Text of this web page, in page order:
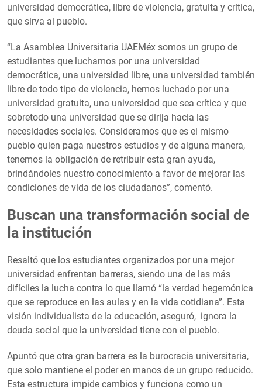
universidad democrática, libre de violencia, gratuita y crítica,
que sirva al pueblo.
“La Asamblea Universitaria UAEMéx somos un grupo de
estudiantes que luchamos por una universidad
democrática, una universidad libre, una universidad también
libre de todo tipo de violencia, hemos luchado por una
universidad gratuita, una universidad que sea crítica y que
sobretodo una universidad que se dirija hacia las
necesidades sociales. Consideramos que es el mismo
pueblo quien paga nuestros estudios y de alguna manera,
tenemos la obligación de retribuir esta gran ayuda,
brindándoles nuestro conocimiento a favor de mejorar las
condiciones de vida de los ciudadanos”, comentó.
Buscan una transformación social de
la institución
Resaltó que los estudiantes organizados por una mejor
universidad enfrentan barreras, siendo una de las más
difíciles la lucha contra lo que llamó “la verdad hegemónica
que se reproduce en las aulas y en la vida cotidiana”. Esta
visión individualista de la educación, aseguró, ignora la
deuda social que la universidad tiene con el pueblo.
Apuntó que otra gran barrera es la burocracia universitaria,
que solo mantiene el poder en manos de un grupo reducido.
Esta estructura impide cambios y funciona como un